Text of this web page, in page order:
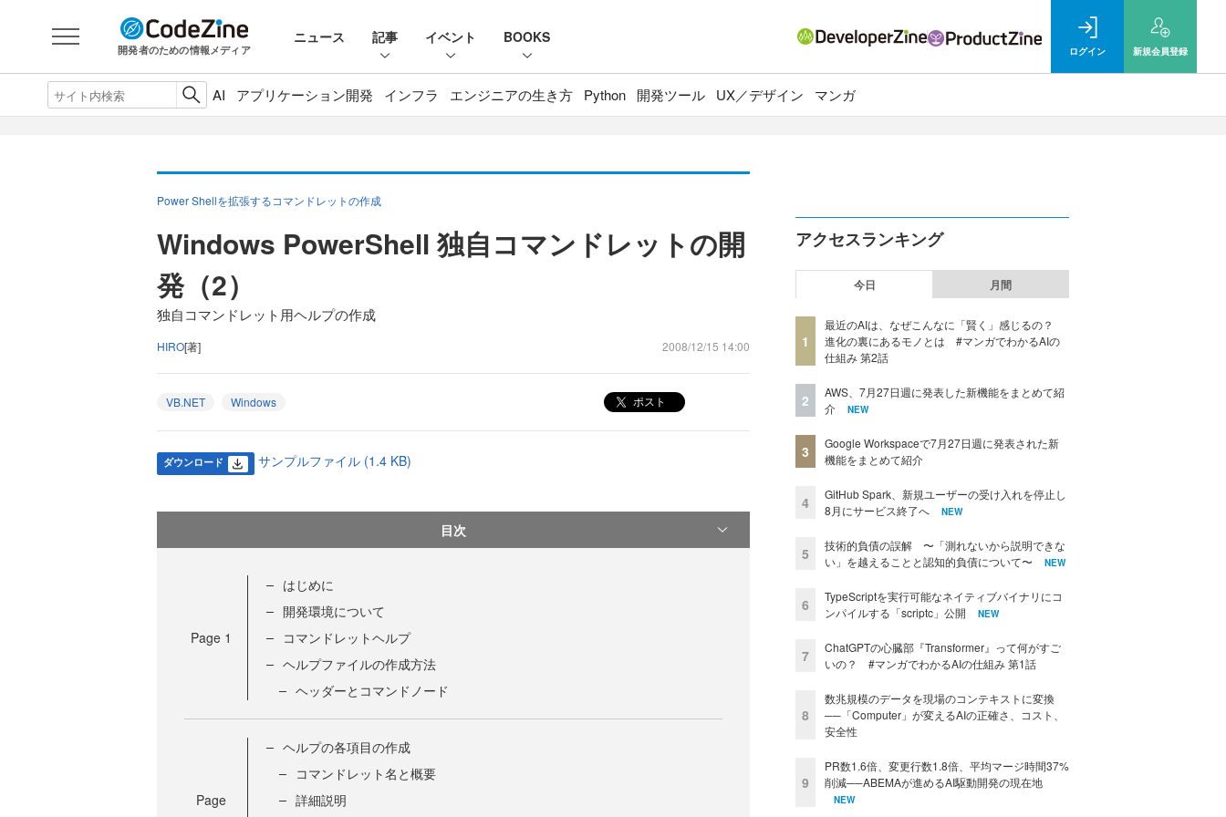
開発者のための情報メディア
ニュース 記事 イベント BOOKS
ログイン 新規会員登録
AI アプリケーション開発 インフラ エンジニアの生き方 Python 開発ツール UX／デザイン マンガ
Power Shellを拡張するコマンドレットの作成
Windows PowerShell 独自コマンドレットの開
発（2）
独自コマンドレット用ヘルプの作成
HIRO[著] 2008/12/15 14:00
VB.NET Windows ポスト
ダウンロード サンプルファイル (1.4 KB)
目次
Page 1
はじめに
開発環境について
コマンドレットヘルプ
ヘルプファイルの作成方法
ヘッダーとコマンドノード
Page
ヘルプの各項目の作成
コマンドレット名と概要
詳細説明
アクセスランキング
今日 月間
1
最近のAIは、なぜこんなに「賢く」感じるの？
進化の裏にあるモノとは #マンガでわかるAIの
仕組み 第2話
2
AWS、7月27日週に発表した新機能をまとめて紹
介
NEW
3
Google Workspaceで7月27日週に発表された新
機能をまとめて紹介
4
GitHub Spark、新規ユーザーの受け入れを停止し
8月にサービス終了へ
NEW
5
技術的負債の誤解 〜「測れないから説明できな
い」を越えることと認知的負債について〜
NEW
6
TypeScriptを実行可能なネイティブバイナリにコ
ンパイルする「scriptc」公開
NEW
7
ChatGPTの心臓部『Transformer』って何がすご
いの？ #マンガでわかるAIの仕組み 第1話
8
数兆規模のデータを現場のコンテキストに変換
──「Computer」が変えるAIの正確さ、コスト、
安全性
9
PR数1.6倍、変更行数1.8倍、平均マージ時間37%
削減──ABEMAが進めるAI駆動開発の現在地
NEW